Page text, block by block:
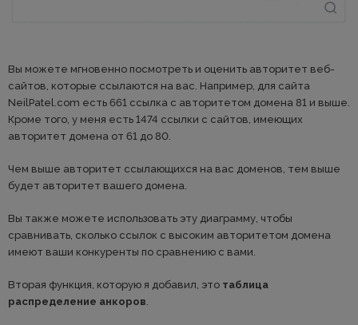
Вы можете мгновенно посмотреть и оценить авторитет веб-
сайтов, которые ссылаются на вас. Например, для сайта
NeilPatel.com есть 661 ссылка с авторитетом домена 81 и выше.
Кроме того, у меня есть 1474 ссылки с сайтов, имеющих
авторитет домена от 61 до 80.
Чем выше авторитет ссылающихся на вас доменов, тем выше
будет авторитет вашего домена.
Вы также можете использовать эту диаграмму, чтобы
сравнивать, сколько ссылок с высоким авторитетом домена
имеют ваши конкуренты по сравнению с вами.
Вторая функция, которую я добавил, это таблица
распределение анкоров.